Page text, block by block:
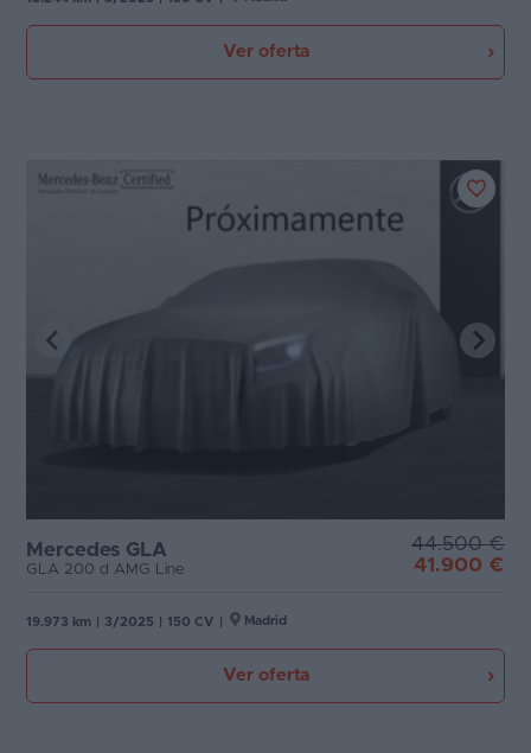
Ver oferta
Mercedes GLA
GLA 200 d AMG Line
44.500 €
41.900 €
19.973 km 3/2025 150 CV Madrid
Ver oferta